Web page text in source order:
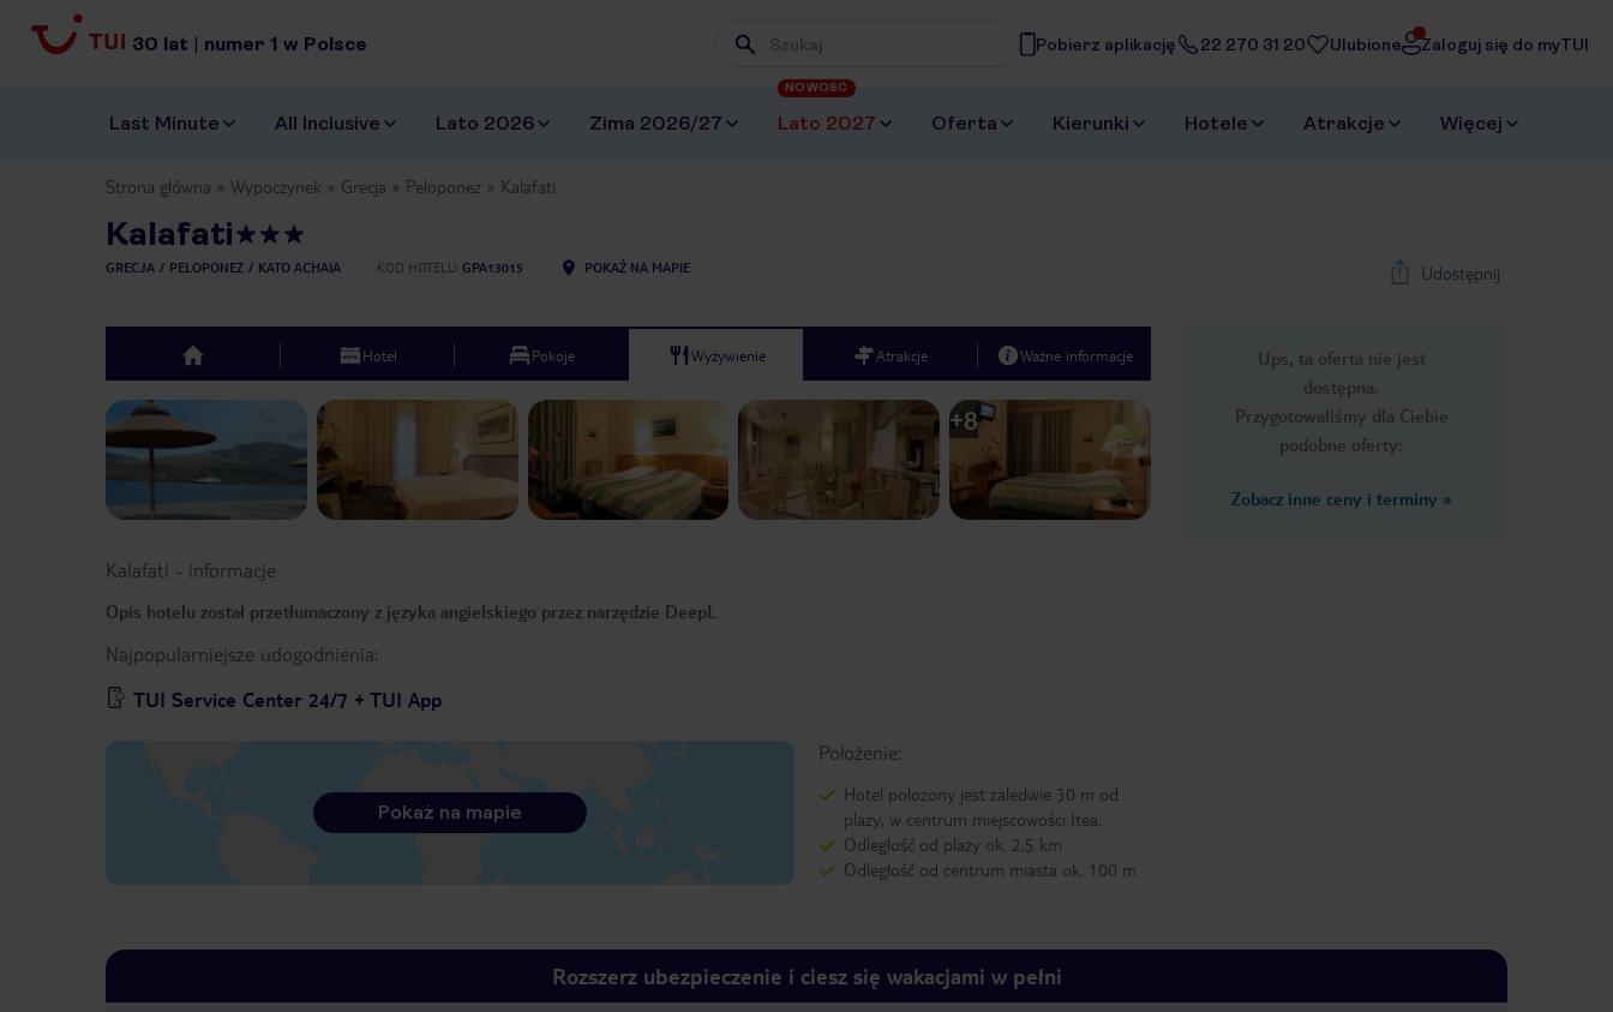
30 lat | numer 1 w Polsce Wpisz frazę, której szukasz
Pobierz aplikację 22 270 31 20 Ulubione Zaloguj się do myTUI
Last Minute All Inclusive Lato 2026 Zima 2026/27 Lato 2027
NOWOŚĆ
Oferta Kierunki Hotele Atrakcje Więcej
Strona główna Wypoczynek Grecja Peloponez Kalafati
Kalafati
GRECJA PELOPONEZ KATO ACHAIA KOD HOTELU GPA13015 POKAŻ NA MAPIE Udostępnij
Ups, ta oferta nie jest
dostępna.
Przygotowaliśmy dla Ciebie
podobne oferty:
Zobacz inne ceny i terminy »
top Hotel Pokoje Wyżywienie Atrakcje Ważne informacje
Previous slide Next slide
1 /14
+8
Kalafati - informacje
Opis hotelu został przetłumaczony z języka angielskiego przez narzędzie DeepL
Najpopularniejsze udogodnienia:
TUI Service Center 24/7 + TUI App
Położenie:
Hotel położony jest zaledwie 30 m od
plaży, w centrum miejscowości Itea.
Odległość od plaży ok. 2,5 km
Odległość od centrum miasta ok. 100 m
Pokaż na mapie
Rozszerz ubezpieczenie i ciesz się wakacjami w pełni